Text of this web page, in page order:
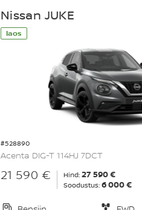
laos
#528890
Nissan JUKE
Acenta DIG-T 114HJ 7DCT
21 590 € Hind: 27 590 €
Soodustus: 6 000 €